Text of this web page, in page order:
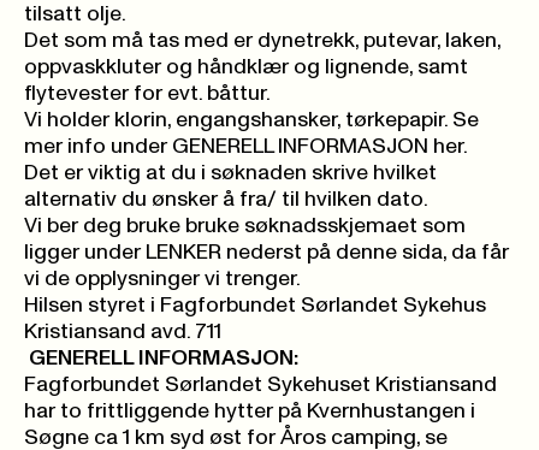
tilsatt olje.
Det som må tas med er dynetrekk, putevar, laken,
oppvaskkluter og håndklær og lignende, samt
flytevester for evt. båttur.
Vi holder klorin, engangshansker, tørkepapir. Se
mer info under GENERELL INFORMASJON her.
Det er viktig at du i søknaden skrive hvilket
alternativ du ønsker å fra/ til hvilken dato.
Vi ber deg bruke bruke søknadsskjemaet som
ligger under LENKER nederst på denne sida, da får
vi de opplysninger vi trenger.
Hilsen styret i Fagforbundet Sørlandet Sykehus
Kristiansand avd. 711
GENERELL INFORMASJON:
Fagforbundet Sørlandet Sykehuset Kristiansand
har to frittliggende hytter på Kvernhustangen i
Søgne ca 1 km syd øst for Åros camping, se